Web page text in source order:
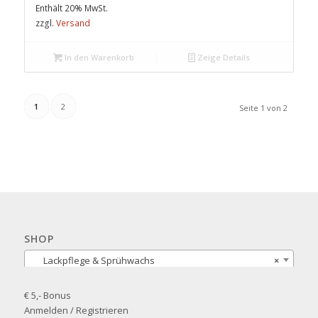
Enthält 20% MwSt.
zzgl. Versand
In den Warenkorb Zeige Details
Seite 1 von 2
1 2
SHOP
×
Lackpflege & Sprühwachs
€ 5,- Bonus
Anmelden / Registrieren